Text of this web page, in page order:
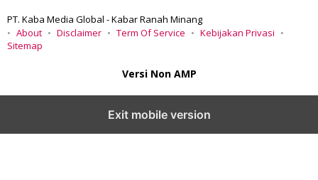
PT. Kaba Media Global - Kabar Ranah Minang
About
Disclaimer Term Of Service
Kebijakan Privasi
Sitemap
Versi Non AMP
Exit mobile version